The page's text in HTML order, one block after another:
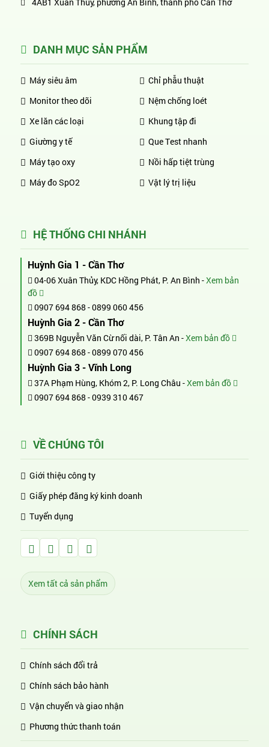
DANH MỤC SẢN PHẨM
Máy siêu âm
Monitor theo dõi
Xe lăn các loại
Giường y tế
Máy tạo oxy
Máy đo SpO2
Chỉ phẫu thuật
Nệm chống loét
Khung tập đi
Que Test nhanh
Nồi hấp tiệt trùng
Vật lý trị liệu
HỆ THỐNG CHI NHÁNH
Huỳnh Gia 1 - Cần Thơ
04-06 Xuân Thủy, KDC Hồng Phát, P. An Bình -Xem bản
đồ
0907 694 868 -0899 060 456
Huỳnh Gia 2 - Cần Thơ
369B Nguyễn Văn Cừ nối dài, P. Tân An -Xem bản đồ
0907 694 868 -0899 070 456
Huỳnh Gia 3 - Vĩnh Long
37A Phạm Hùng, Khóm 2, P. Long Châu -Xem bản đồ
0907 694 868 -0939 310 467
VỀ CHÚNG TÔI
Giới thiệu công ty
Giấy phép đăng ký kinh doanh
Tuyển dụng
Facebook Huỳnh Gia Alpha
LinkedIn Huỳnh Gia Alpha
YouTube Huỳnh Gia Alpha
Twitter Huỳnh Gia Alpha
Xem tất cả sản phẩm
CHÍNH SÁCH
Chính sách đổi trả
Chính sách bảo hành
Vận chuyển và giao nhận
Phương thức thanh toán